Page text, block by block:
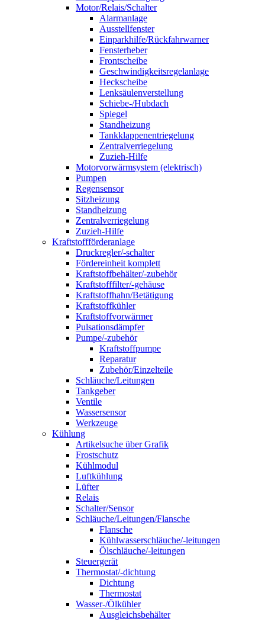
Motor/Relais/Schalter
Alarmanlage
Ausstellfenster
Einparkhilfe/Rückfahrwarner
Fensterheber
Frontscheibe
Geschwindigkeitsregelanlage
Heckscheibe
Lenksäulenverstellung
Schiebe-/Hubdach
Spiegel
Standheizung
Tankklappenentriegelung
Zentralverriegelung
Zuzieh-Hilfe
Motorvorwärmsystem (elektrisch)
Pumpen
Regensensor
Sitzheizung
Standheizung
Zentralverriegelung
Zuzieh-Hilfe
Kraftstoffförderanlage
Druckregler/-schalter
Fördereinheit komplett
Kraftstoffbehälter/-zubehör
Kraftstofffilter/-gehäuse
Kraftstoffhahn/Betätigung
Kraftstoffkühler
Kraftstoffvorwärmer
Pulsationsdämpfer
Pumpe/-zubehör
Kraftstoffpumpe
Reparatur
Zubehör/Einzelteile
Schläuche/Leitungen
Tankgeber
Ventile
Wassersensor
Werkzeuge
Kühlung
Artikelsuche über Grafik
Frostschutz
Kühlmodul
Luftkühlung
Lüfter
Relais
Schalter/Sensor
Schläuche/Leitungen/Flansche
Flansche
Kühlwasserschläuche/-leitungen
Ölschläuche/-leitungen
Steuergerät
Thermostat/-dichtung
Dichtung
Thermostat
Wasser-/Ölkühler
Ausgleichsbehälter